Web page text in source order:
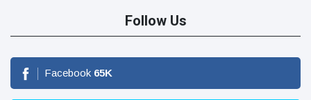
Follow Us
Facebook 65K